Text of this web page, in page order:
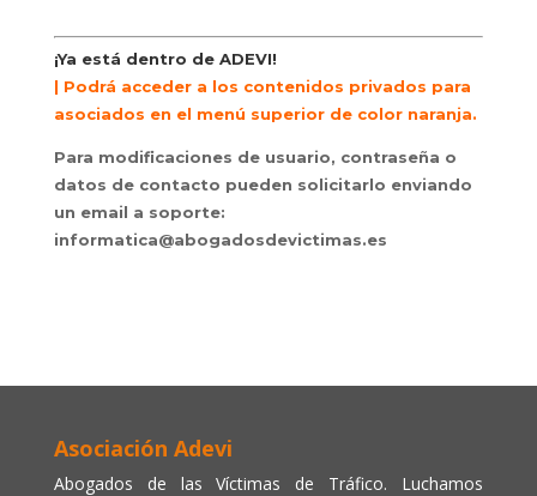
¡Ya está dentro de ADEVI!
| Podrá acceder a los contenidos privados para
asociados en el menú superior de color naranja.
Para modificaciones de usuario, contraseña o
datos de contacto pueden solicitarlo enviando
un email a soporte:
informatica@abogadosdevictimas.es
Asociación Adevi
Abogados de las Víctimas de Tráfico. Luchamos